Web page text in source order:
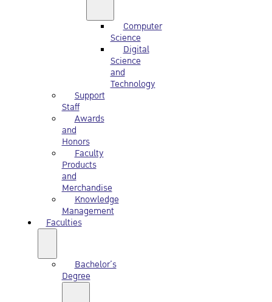
Computer
Science
Digital
Science
and
Technology
Support
Staff
Awards
and
Honors
Faculty
Products
and
Merchandise
Knowledge
Management
Faculties
Bachelor’s
Degree